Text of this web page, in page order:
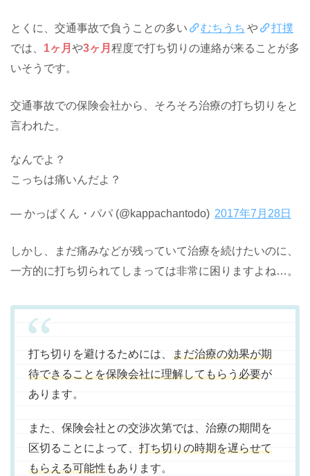
とくに、交通事故で負うことの多い むちうち や
打撲
では、 1ヶ月 や3ヶ月 程度で打ち切りの連絡が来ることが多
いそうです。
交通事故での保険会社から、そろそろ治療の打ち切りをと
言われた。
なんでよ？
こっちは痛いんだよ？
— かっぱくん・パパ (@kappachantodo) 2017年7月28日
しかし、まだ痛みなどが残っていて治療を続けたいのに、
一方的に打ち切られてしまっては非常に困りますよね…。
打ち切りを避けるためには、 まだ治療の効果が期
待できることを保険会社に理解してもらう必要が
あります。
また、保険会社との交渉次第では、治療の期間を
区切ることによって、 打ち切りの時期を遅らせて
もらえる可能性もあります。